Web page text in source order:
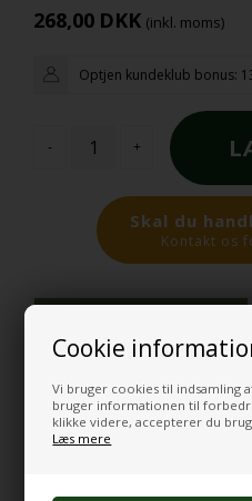
Cookie
Vi bruger cookies til indsamling
bruger informationen til
klikke videre, accepterer du
Læs mere
268,00 DKK (inkl. moms)
Optjen kundeklub bonus:
- +
Skal du
Kontakt os
21 dages fuld returret
Sensorisk Twin tornado
så meget effekt, fyldt med
som en tornado. Den har også